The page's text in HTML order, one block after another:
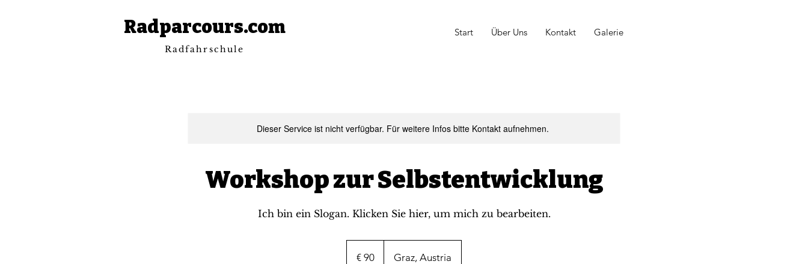
Radparcours.com
Radfahrschule
Start Über Uns Kontakt Galerie
Dieser Service ist nicht verfügbar. Für weitere Infos bitte Kontakt aufnehmen.
Workshop zur Selbstentwicklung
Ich bin ein Slogan. Klicken Sie hier, um mich zu bearbeiten.
€ 90 Graz, Austria